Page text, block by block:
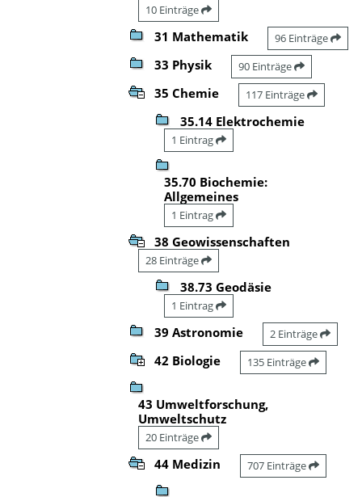
10 Einträge
31 Mathematik 96 Einträge
33 Physik 90 Einträge
35 Chemie 117 Einträge
35.14 Elektrochemie
1 Eintrag
35.70 Biochemie:
Allgemeines
1 Eintrag
38 Geowissenschaften
28 Einträge
38.73 Geodäsie
1 Eintrag
39 Astronomie 2 Einträge
42 Biologie 135 Einträge
43 Umweltforschung,
Umweltschutz
20 Einträge
44 Medizin 707 Einträge